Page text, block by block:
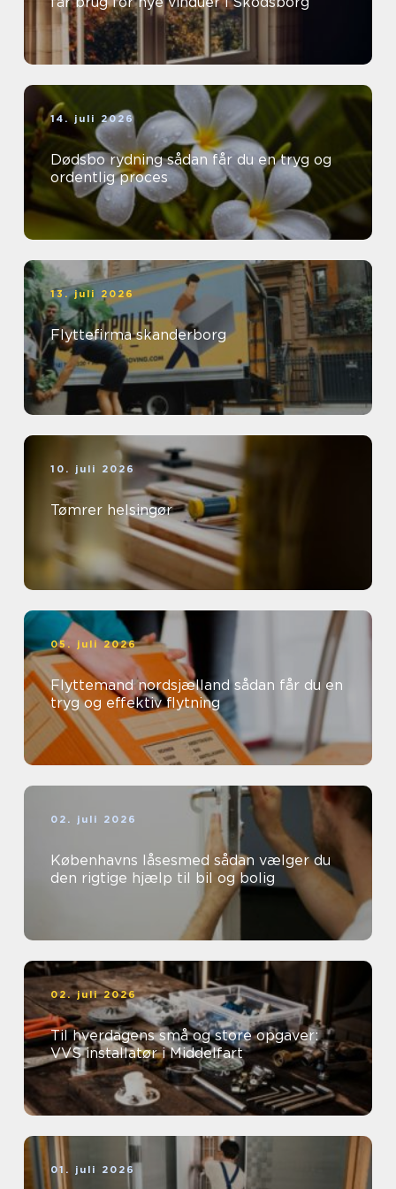
14. juli 2026
Dødsbo rydning sådan får du en tryg og
ordentlig proces
13. juli 2026
Flyttefirma skanderborg
10. juli 2026
Tømrer helsingør
05. juli 2026
Flyttemand nordsjælland sådan får du en
tryg og effektiv flytning
02. juli 2026
Københavns låsesmed sådan vælger du
den rigtige hjælp til bil og bolig
02. juli 2026
Til hverdagens små og store opgaver:
VVS installatør i Middelfart
01. juli 2026